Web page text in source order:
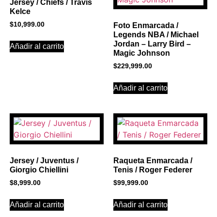
Jersey / Chiefs / Travis
Kelce
$10,999.00
Añadir al carrito
Foto Enmarcada /
Legends NBA / Michael
Jordan – Larry Bird –
Magic Johnson
$229,999.00
Añadir al carrito
Jersey / Juventus /
Giorgio Chiellini
$8,999.00
Añadir al carrito
Raqueta Enmarcada /
Tenis / Roger Federer
$99,999.00
Añadir al carrito